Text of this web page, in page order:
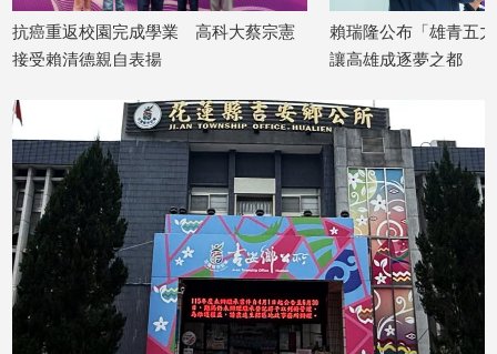
抗癌重返校園完成學業 高科大蔡宗憲
接受賴清德親自表揚
賴瑞隆公布「雄青五
讓高雄成逐夢之都